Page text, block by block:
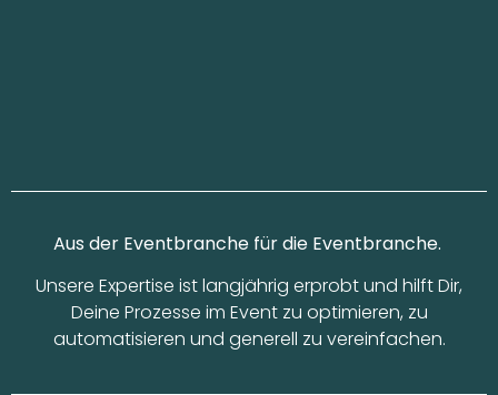
Aus der Eventbranche für die Eventbranche.
Unsere Expertise ist langjährig erprobt und hilft Dir,
Deine Prozesse im Event zu optimieren, zu
automatisieren und generell zu vereinfachen.